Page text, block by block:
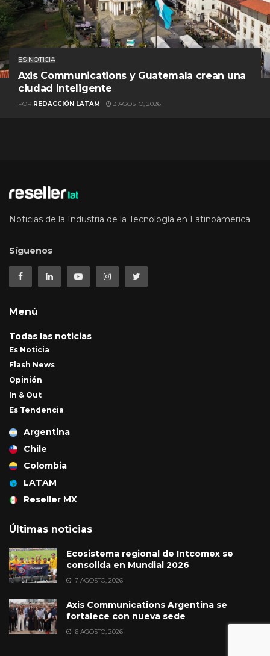
ES NOTICIA
Axis Communications y Guatemala crean una
ciudad inteligente
POR REDACCIÓN LATAM 3 AGOSTO, 2026
Noticias de la Industria de la Tecnología en Latinoámerica
Síguenos
Menú
Todas las noticias
Es Noticia
Flash News
Opinión
In & Out
Es Tendencia
Argentina
Chile
Colombia
LATAM
Reseller MX
Últimas noticias
Ecosistema regional de Intcomex se
consolida en Mundial 2026
7 AGOSTO, 2026
Axis Communications Argentina se
fortalece con nueva sede
6 AGOSTO, 2026